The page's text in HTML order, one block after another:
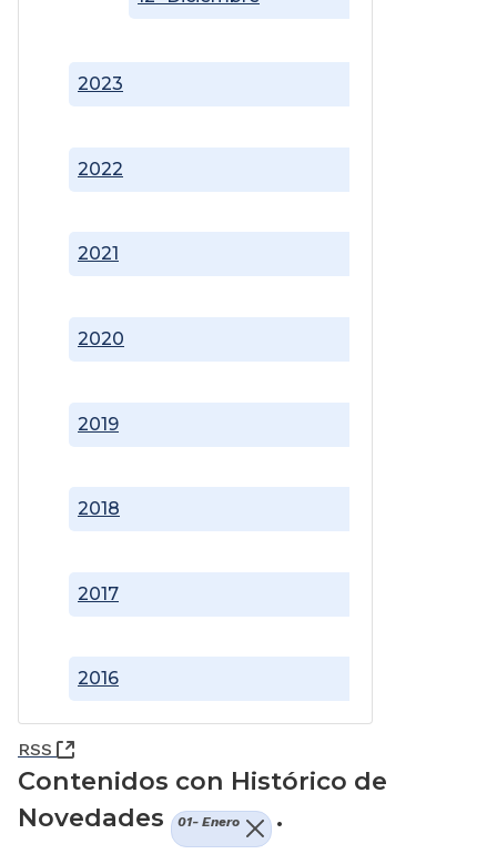
2016
2017
2018
2019
2020
2021
2022
2023
RSS (Abre una nueva ventana)
Contenidos con Histórico de
Novedades
01- Enero .